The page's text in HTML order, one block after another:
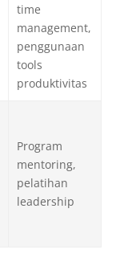
time
management,
penggunaan
tools
produktivitas
Program
mentoring,
pelatihan
leadership